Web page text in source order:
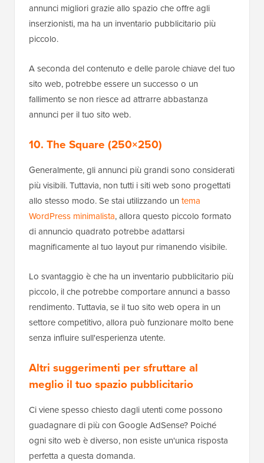
annunci migliori grazie allo spazio che offre agli
inserzionisti, ma ha un inventario pubblicitario più
piccolo.
A seconda del contenuto e delle parole chiave del tuo
sito web, potrebbe essere un successo o un
fallimento se non riesce ad attrarre abbastanza
annunci per il tuo sito web.
10. The Square (250×250)
Generalmente, gli annunci più grandi sono considerati
più visibili. Tuttavia, non tutti i siti web sono progettati
allo stesso modo. Se stai utilizzando un tema
WordPress minimalista, allora questo piccolo formato
di annuncio quadrato potrebbe adattarsi
magnificamente al tuo layout pur rimanendo visibile.
Lo svantaggio è che ha un inventario pubblicitario più
piccolo, il che potrebbe comportare annunci a basso
rendimento. Tuttavia, se il tuo sito web opera in un
settore competitivo, allora può funzionare molto bene
senza influire sull'esperienza utente.
Altri suggerimenti per sfruttare al
meglio il tuo spazio pubblicitario
Ci viene spesso chiesto dagli utenti come possono
guadagnare di più con Google AdSense? Poiché
ogni sito web è diverso, non esiste un'unica risposta
perfetta a questa domanda.